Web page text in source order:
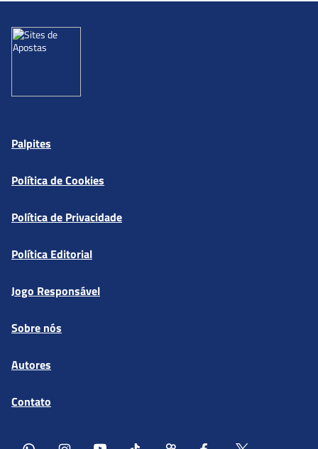
Palpites
Política de Cookies
Política de Privacidade
Política Editorial
Jogo Responsável
Sobre nós
Autores
Contato